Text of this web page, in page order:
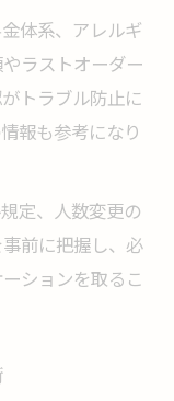
体系、アレルギ
ラストオーダー
トラブル防止に
報も参考になり
定、人数変更の
前に把握し、必
ションを取るこ